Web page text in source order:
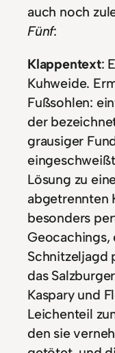
auch noch
Fünf:
Klappentext:
Kuhweide.
Fußsohlen:
der
grausiger
Lösung zu
abgetrennten
besonders
Geocachings,
Schnitzeljagd
das
Kaspary und
Leichenteil
den sie